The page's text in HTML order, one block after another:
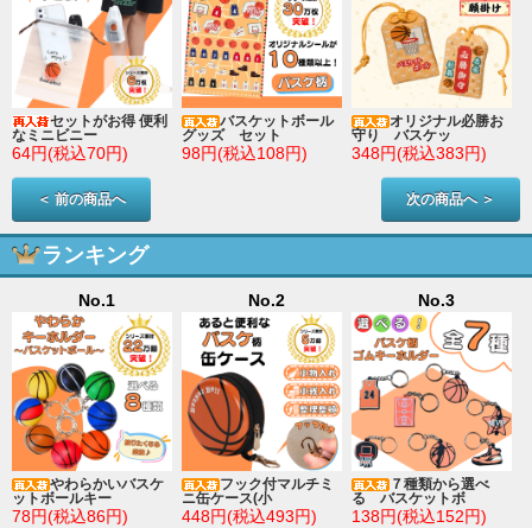
セットがお得 便利
なミニビニー
64円(税込70円)
バスケットボール
グッズ セット
98円(税込108円)
オリジナル必勝お
守り バスケッ
348円(税込383円)
＜ 前の商品へ 次の商品へ ＞
ランキング
No.1
やわらかいバスケ
ットボールキー
78円(税込86円)
No.2
フック付マルチミ
ニ缶ケース(小
448円(税込493円)
No.3
７種類から選べ
る バスケットボ
138円(税込152円)